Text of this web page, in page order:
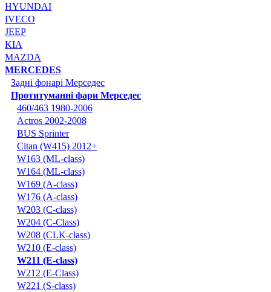
HYUNDAI
IVECO
JEEP
KIA
MAZDA
MERCEDES
Задні фонарі Мерседес
Протитуманні фари Мерседес
460/463 1980-2006
Actros 2002-2008
BUS Sprinter
Citan (W415) 2012+
W163 (ML-class)
W164 (ML-class)
W169 (A-class)
W176 (A-class)
W203 (C-class)
W204 (C-Class)
W208 (CLK-class)
W210 (E-class)
W211 (E-class)
W212 (E-Class)
W221 (S-class)